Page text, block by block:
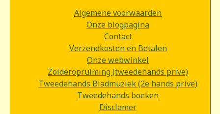
Algemene voorwaarden
Onze blogpagina
Contact
Verzendkosten en Betalen
Onze webwinkel
Zolderopruiming (tweedehands prive)
Tweedehands Bladmuziek (2e hands prive)
Tweedehands boeken
Disclamer